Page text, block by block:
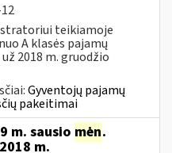
teikiamoje
A klasės pajamų
2018 m. gruodžio
Gyventojų pajamų
pakeitimai
m. sausio mėn.
m.